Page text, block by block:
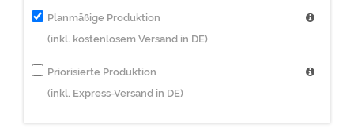
Planmäßige Produktion
(inkl. kostenlosem Versand in DE)
Priorisierte Produktion
(inkl. Express-Versand in DE)